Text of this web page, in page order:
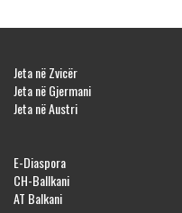
Jeta në Zvicër
Jeta në Gjermani
Jeta në Austri
E-Diaspora
CH-Ballkani
AT Balkani